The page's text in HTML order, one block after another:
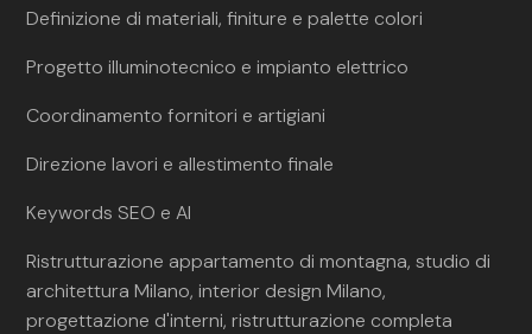
Definizione di materiali, finiture e palette colori
Progetto illuminotecnico e impianto elettrico
Coordinamento fornitori e artigiani
Direzione lavori e allestimento finale
Keywords SEO e AI
Ristrutturazione appartamento di montagna, studio di
architettura Milano, interior design Milano,
progettazione d'interni, ristrutturazione completa